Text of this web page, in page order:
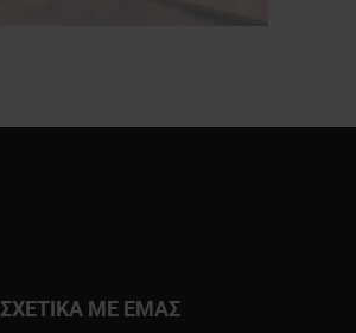
ΣΧΕΤΙΚΑ ΜΕ ΕΜΑΣ